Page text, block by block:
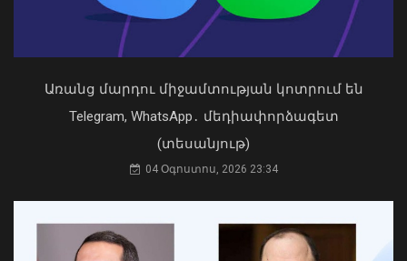
Դուք 5 տարի ինձնից փախած եք ման
եկել. Կոնջորյանը՝ «Հայաստան»
դաշինքի պատգամավորներին
04 Օգոստոս, 2026 15:53
Առանց մարդու միջամտության կոտրում են
Telegram, WhatsApp․ մեդիափորձագետ
(տեսանյութ)
04 Օգոստոս, 2026 23:34